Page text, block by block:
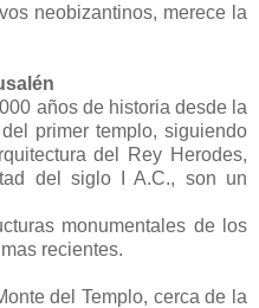
neobizantinos, merece la
años de historia desde la
primer templo, siguiendo
del Rey Herodes,
del siglo I A.C., son un
monumentales de los
recientes.
del Templo, cerca de la